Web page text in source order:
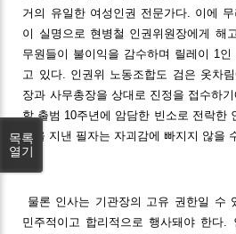
거의 유일한 여성인권 전문가다. 이에
이 실명으로 현병철 인권위원장에게 해
무원들이 불이익을 감수하며 릴레이 1
고 있다. 인권위 노동조합도 검은 옷차
장과 사무총장을 상대로 진정을 접수하
할 출범 10주년에 암담한 빈소로 전락한
원을 지낸 필자는 자괴감에 빠지지 않을
물론 인사는 기관장의 고유 권한일 수
민주적이고 합리적으로 행사돼야 한다.
목록
열기